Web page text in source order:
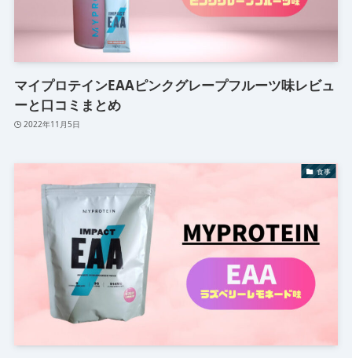
マイプロテインEAAピンクグレープフルーツ味レビュ
ーと口コミまとめ
2022年11月5日
食事